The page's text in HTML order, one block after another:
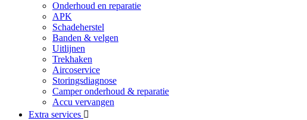
Onderhoud en reparatie
APK
Schadeherstel
Banden & velgen
Uitlijnen
Trekhaken
Aircoservice
Storingsdiagnose
Camper onderhoud & reparatie
Accu vervangen
Extra services